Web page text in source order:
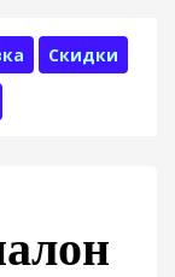
Скидки